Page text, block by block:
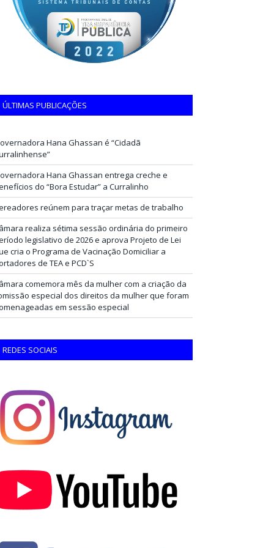
ÚLTIMAS PUBLICAÇÕES
Hana Ghassan é “Cidadã
Hana Ghassan entrega creche e
do “Bora Estudar” a Curralinho
reúnem para traçar metas de trabalho
realiza sétima sessão ordinária do primeiro
legislativo de 2026 e aprova Projeto de Lei
cria o Programa de Vacinação Domiciliar a
de TEA e PCD`S
comemora mês da mulher com a criação da
especial dos direitos da mulher que foram
em sessão especial
REDES SOCIAIS